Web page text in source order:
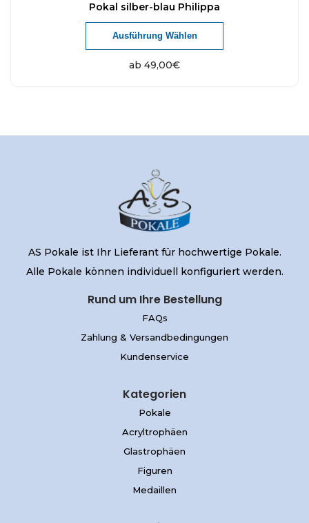
Pokal silber-blau Philippa
ab 49,00€
Ausführung Wählen
AS Pokale ist Ihr Lieferant für hochwertige Pokale.
Alle Pokale können individuell konfiguriert werden.
Rund um Ihre Bestellung
FAQs
Zahlung & Versandbedingungen
Kundenservice
Kategorien
Pokale
Acryltrophäen
Glastrophäen
Figuren
Medaillen